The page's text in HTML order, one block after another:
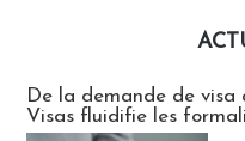
De la demande de visa
Visas fluidifie les